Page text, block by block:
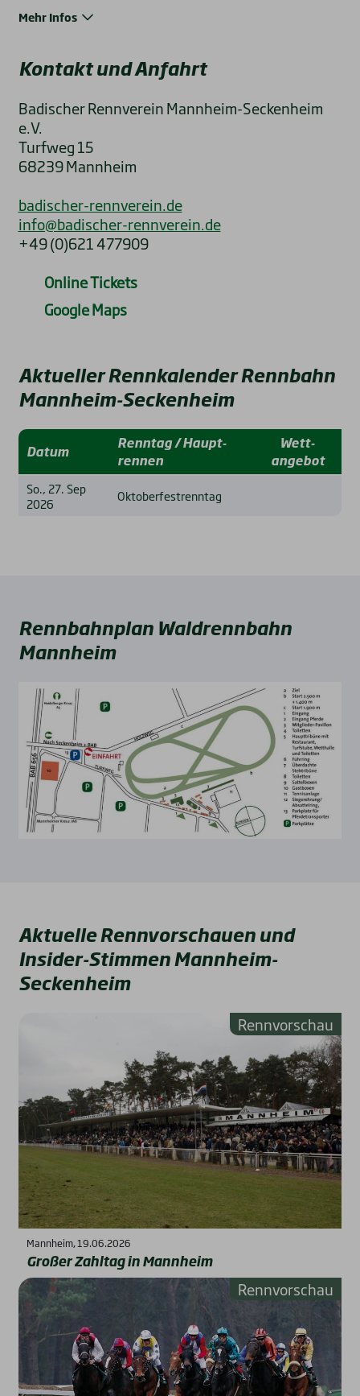
Mehr Infos
Kontakt und Anfahrt
Badischer Rennverein Mannheim-Seckenheim
e.V.
Turfweg 15
68239 Mannheim
badischer-rennverein.de
info@badischer-rennverein.de
+49 (0)621 477909
Online Tickets
Google Maps
Aktueller Rennkalender Rennbahn
Mannheim-Seckenheim
Datum
Renn­tag / Haupt­
rennen
Wett­
angebot
So., 27. Sep
2026
Oktoberfestrenntag
Rennbahnplan Waldrennbahn
Mannheim
Aktuelle Rennvorschauen und
Insider-Stimmen Mannheim-
Seckenheim
Rennvorschau
Mannheim, 19.06.2026
Gro­ßer Zahl­tag in Mann­heim
Rennvorschau